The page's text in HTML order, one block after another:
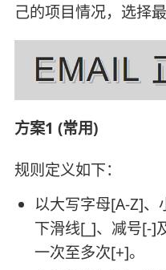
己的项目情况，选择
方案1 (常用)
规则定义如下：
以大写字母[A-Z]、
下滑线[_]、减号[-]
一次至多次[+]。